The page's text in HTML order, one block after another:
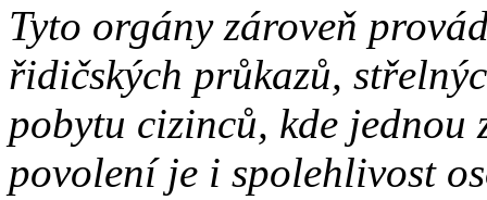
Tyto orgány zároveň
řidičských průkazů,
pobytu cizinců, kde jednou
povolení je i spolehlivost